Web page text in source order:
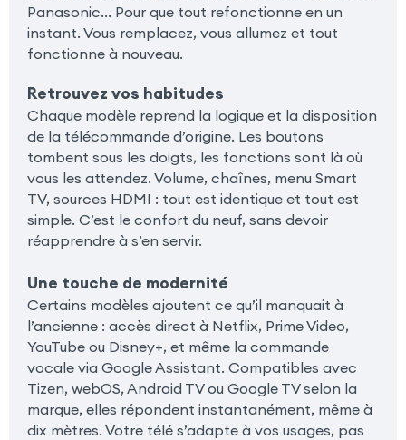
Panasonic... Pour que tout refonctionne en un
instant. Vous remplacez, vous allumez et tout
fonctionne à nouveau.
Retrouvez vos habitudes
Chaque modèle reprend la logique et la disposition
de la télécommande d’origine. Les boutons
tombent sous les doigts, les fonctions sont là où
vous les attendez. Volume, chaînes, menu Smart
TV, sources HDMI : tout est identique et tout est
simple. C’est le confort du neuf, sans devoir
réapprendre à s’en servir.
Une touche de modernité
Certains modèles ajoutent ce qu’il manquait à
l’ancienne : accès direct à Netflix, Prime Video,
YouTube ou Disney+, et même la commande
vocale via Google Assistant. Compatibles avec
Tizen, webOS, Android TV ou Google TV selon la
marque, elles répondent instantanément, même à
dix mètres. Votre télé s’adapte à vos usages, pas